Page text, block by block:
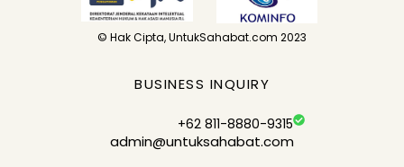
© Hak Cipta, UntukSahabat.com 2023
BUSINESS INQUIRY
+62 811-8880-9315
admin@untuksahabat.com